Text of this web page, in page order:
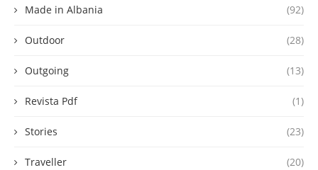
Made in Albania (92)
Outdoor (28)
Outgoing (13)
Revista Pdf (1)
Stories (23)
Traveller (20)